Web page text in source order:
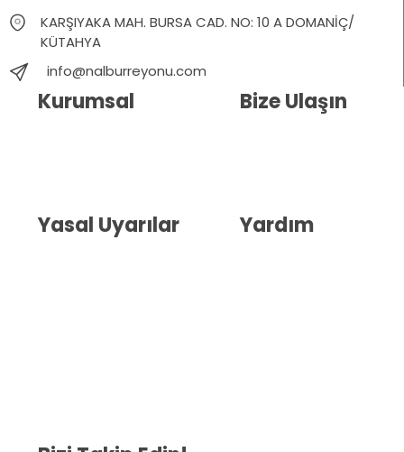
KARŞIYAKA MAH. BURSA CAD. NO: 10 A DOMANİÇ/
KÜTAHYA
info@nalburreyonu.com
Kurumsal
Yasal Uyarılar
Bize Ulaşın
Yardım